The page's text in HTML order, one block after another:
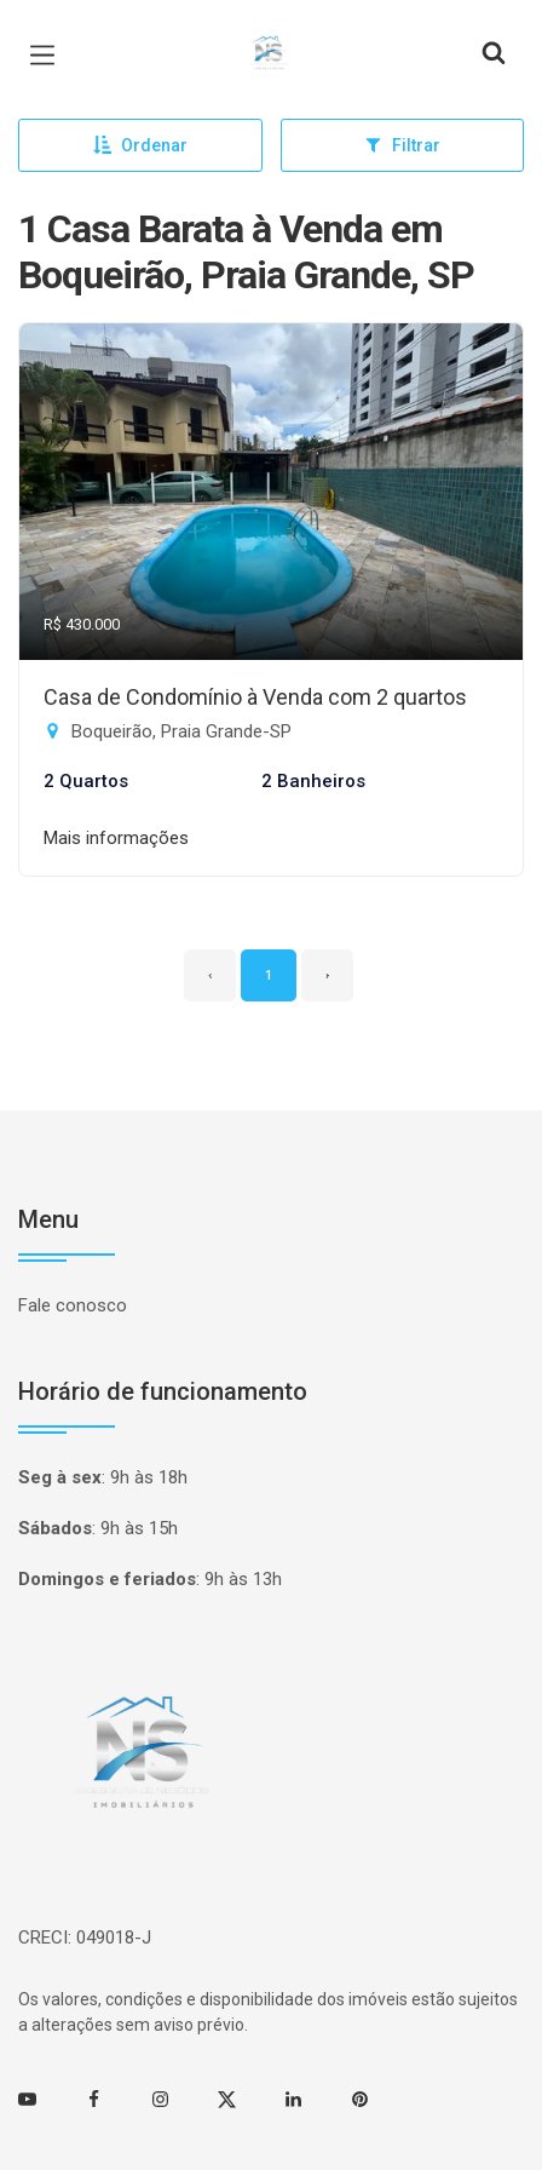
Página inicial
Ordenar Filtrar
1 Casa Barata à Venda em
Boqueirão, Praia Grande, SP
R$ 430.000
Casa de Condomínio à Venda com 2 quartos
Boqueirão, Praia Grande-SP
2 Quartos 2 Banheiros
Mais informações
‹ 1 ›
Menu
Fale conosco
Horário de funcionamento
Seg à sex: 9h às 18h
Sábados: 9h às 15h
Domingos e feriados: 9h às 13h
CRECI: 049018-J
Os valores, condições e disponibilidade dos imóveis estão sujeitos
a alterações sem aviso prévio.
Youtube FacebookInstagramTwitter Linkedin Pinterest